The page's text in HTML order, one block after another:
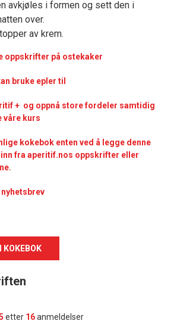
avkjøles i formen og sett den i
over.
av krem.
oppskrifter på ostekaker
bruke epler til
+ og oppnå store fordeler samtidig
våre kurs
kokebok enten ved å legge denne
fra aperitif.nos oppskrifter eller
KOKEBOK
etter 16anmeldelser